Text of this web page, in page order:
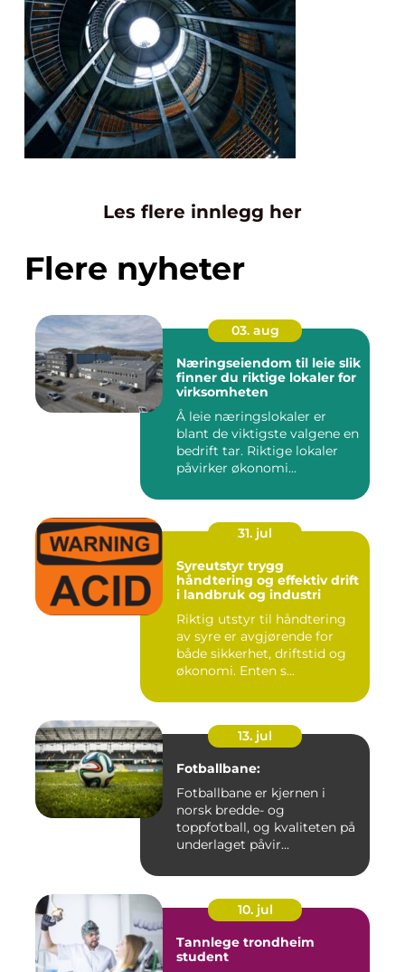
Les flere innlegg her
Flere nyheter
03. aug
Næringseiendom til leie slik
finner du riktige lokaler for
virksomheten
Å leie næringslokaler er
blant de viktigste valgene en
bedrift tar. Riktige lokaler
påvirker økonomi...
31. jul
Syreutstyr trygg
håndtering og effektiv drift
i landbruk og industri
Riktig utstyr til håndtering
av syre er avgjørende for
både sikkerhet, driftstid og
økonomi. Enten s...
13. jul
Fotballbane:
Fotballbane er kjernen i
norsk bredde- og
toppfotball, og kvaliteten på
underlaget påvir...
10. jul
Tannlege trondheim
student